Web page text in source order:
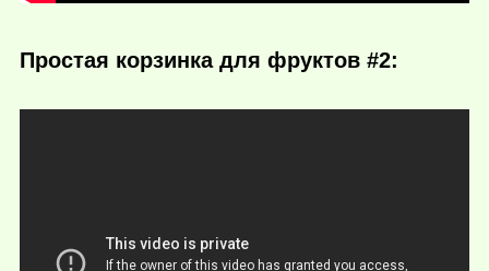
Простая корзинка для фруктов #2: